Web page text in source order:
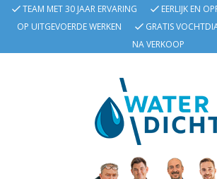
TEAM MET 30 JAAR ERVARING EERLIJK EN
OP UITGEVOERDE WERKEN
GRATIS
NA VERKOOP